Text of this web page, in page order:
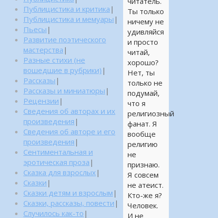
Ты только
ничему не
удивляйся
и просто
читай,
хорошо?
Нет, ты
только не
подумай,
что я
религиозный
фанат. Я
вообще
религию
не
признаю.
Я совсем
не атеист.
Кто-же я?
Человек.
И не
Публицистика и критика |
Публицистика и мемуары |
Пьесы |
Развитие поэтического
мастерства |
Разные стихи (не
вошедшие в рубрики) |
Рассказы |
Рассказы и миниатюры |
Рецензии |
Сведения об авторах и их
произведения |
Сведения об авторе и его
произведения |
Сентиментальная и
эротическая проза |
Сказка для взрослых |
Сказки |
Сказки детям и взрослым |
Сказки, рассказы, повести |
Случилось как-то |